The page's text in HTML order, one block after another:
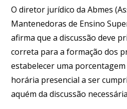
O diretor jurídico da Abmes
Mantenedoras de Ensino
afirma que a discussão deve
correta para a formação dos
estabelecer uma porcentagem
horária presencial a ser
aquém da discussão